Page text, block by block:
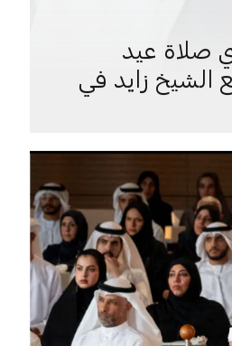
صلاة عيد
زايد في